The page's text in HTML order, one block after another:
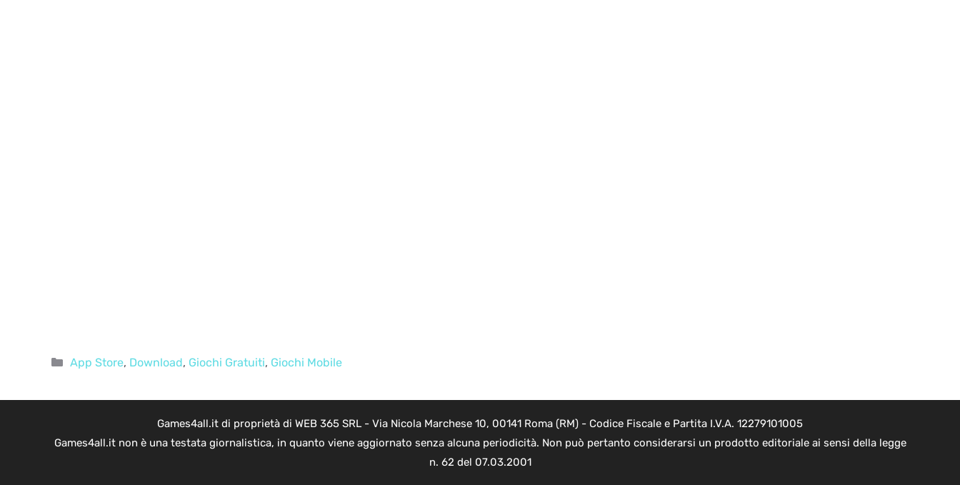
Categorie
App Store, Download, Giochi Gratuiti, Giochi Mobile
Games4all.it di proprietà di WEB 365 SRL - Via Nicola Marchese 10, 00141 Roma (RM) - Codice Fiscale e Partita I.V.A. 12279101005
Games4all.it non è una testata giornalistica, in quanto viene aggiornato senza alcuna periodicità. Non può pertanto considerarsi un prodotto editoriale ai sensi della legge
n. 62 del 07.03.2001